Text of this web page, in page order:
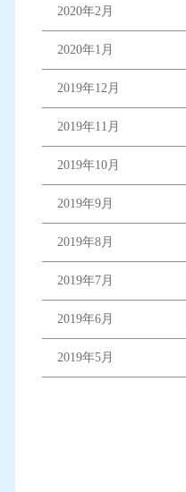
2020年2月
2020年1月
2019年12月
2019年11月
2019年10月
2019年9月
2019年8月
2019年7月
2019年6月
2019年5月